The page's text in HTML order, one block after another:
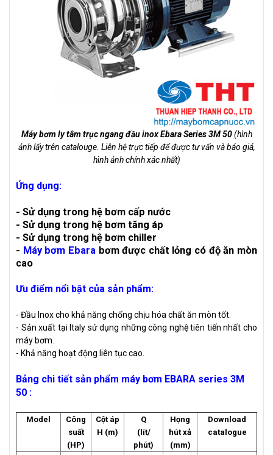
Máy bơm ly tâm trục ngang đầu inox Ebara Series 3M 50(hình
ảnh lấy trên catalouge. Liên hệ trực tiếp để được tư vấn và báo giá,
hình ảnh chính xác nhất)
Ứng dụng:
- Sử dụng trong hệ bơm cấp nước
- Sử dụng trong hệ bơm tăng áp
- Sử dụng trong hệ bơm chiller
- Máy bơm Ebarabơm được chất lỏng có độ ăn mòn
cao
Ưu điểm nổi bật của sản phẩm:
- Đầu Inox cho khả năng chống chịu hóa chất ăn mòn tốt.
- Sản xuất tại Italy sử dụng những công nghệ tiên tiến nhất cho
máy bơm.
- Khả năng hoạt động liên tục cao.
Bảng chi tiết sản phẩm máy bơm EBARA series 3M
50 :
Model
Công
suất
(HP)
Cột áp
H (m)
Q
(lít/
phút)
Họng
hút xả
(mm)
Download
catalogue